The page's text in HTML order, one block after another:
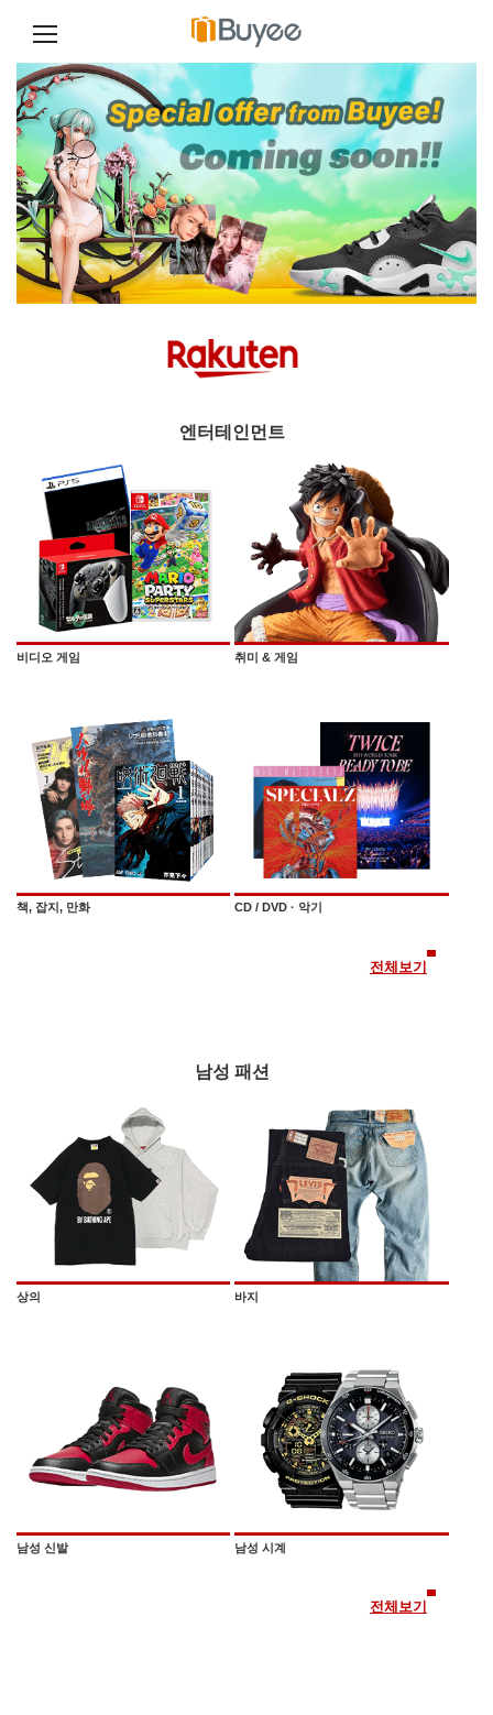
텐
츠
로
건
너
뛰
기
엔터테인먼트
비디오 게임 취미 & 게임
책, 잡지, 만화 CD / DVD · 악기
전체보기
남성 패션
상의 바지
남성 신발 남성 시계
전체보기